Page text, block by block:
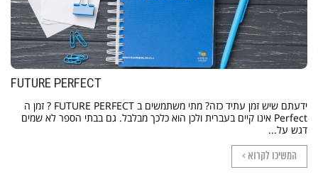
FUTURE PERFECT
ידעתם שיש זמן עתיד כזה? מתי משתמשים ב FUTURE PERFECT ? זמן ה
Perfect אינו קיים בעברית ולכן הוא כלכך מבלבל. גם בבתי הספר לא שמים
דגש על...
המשיכו לקרוא >